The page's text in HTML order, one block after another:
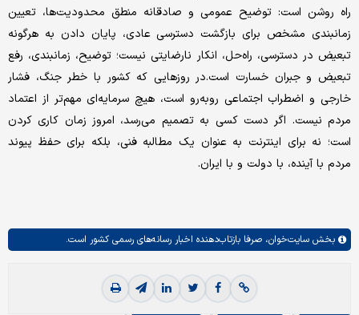
راه روشن است: توضیح عمومی و صادقانه منطق محدودیت‌ها، تعیین
زمانبندی مشخص برای بازگشت دسترسی عادی، پایان دادن به هرگونه
تبعیض در دسترسی، راه‌حل، انکار نارضایتی نیست؛ توضیح، زمانبندی، رفع
تبعیض و جبران خسارت است.در روزهایی که کشور با خطر جنگ، فشار
خارجی و اضطراب اجتماعی روبه‌رو است، هیچ سرمایه‌ای مهم‌تر از اعتماد
مردم نیست. اگر دست کسی به تصمیم می‌رسد، امروز زمان کاری کردن
است؛ نه برای اینترنت به عنوان یک مطالبه فنی، بلکه برای حفظ پیوند
مردم با آینده، با دولت و با ایران.
بخش سایت‌خوان، صرفا بازتاب‌دهنده اخبار رسانه‌های رسمی کشور است.